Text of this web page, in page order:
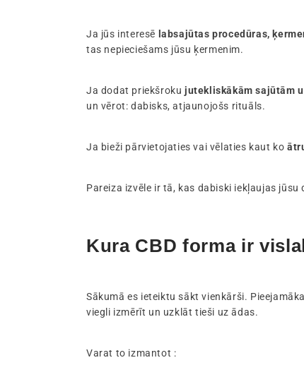
Ja jūs interesē labsajūtas procedūras,
tas nepieciešams jūsu ķermenim.
Ja dodat priekšroku jutekliskākām sajūtām
un vērot: dabisks, atjaunojošs rituāls.
Ja bieži pārvietojaties vai vēlaties kaut ko
Pareiza izvēle ir tā, kas dabiski iekļaujas
Kura CBD forma ir
Sākumā es ieteiktu sākt vienkārši.
viegli izmērīt un uzklāt tieši uz ādas.
Varat to izmantot :